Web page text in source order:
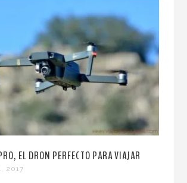
EL DRON PERFECTO PARA VIAJAR
2017